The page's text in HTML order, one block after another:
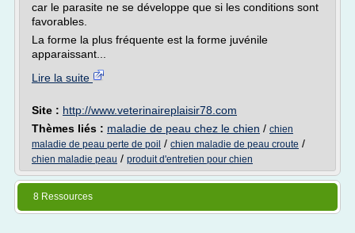
car le parasite ne se développe que si les conditions sont
favorables.
La forme la plus fréquente est la forme juvénile
apparaissant...
Lire la suite
Site : http://www.veterinaireplaisir78.com
Thèmes liés : maladie de peau chez le chien / chien
maladie de peau perte de poil / chien maladie de peau croute /
chien maladie peau / produit d'entretien pour chien
8 Ressources